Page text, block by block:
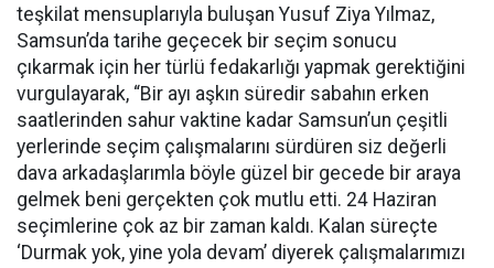
teşkilat mensuplarıyla buluşan Yusuf Ziya Yılmaz,
Samsun’da tarihe geçecek bir seçim sonucu
çıkarmak için her türlü fedakarlığı yapmak gerektiğini
vurgulayarak, “Bir ayı aşkın süredir sabahın erken
saatlerinden sahur vaktine kadar Samsun’un çeşitli
yerlerinde seçim çalışmalarını sürdüren siz değerli
dava arkadaşlarımla böyle güzel bir gecede bir araya
gelmek beni gerçekten çok mutlu etti. 24 Haziran
seçimlerine çok az bir zaman kaldı. Kalan süreçte
‘Durmak yok, yine yola devam’ diyerek çalışmalarımızı